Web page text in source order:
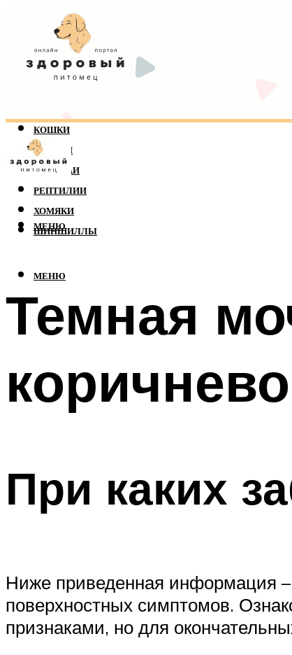
КОШКИ
СОБАКИ
ПОПУГАИ
РЕПТИЛИИ
ХОМЯКИ
ШИНШИЛЛЫ
МЕНЮ
МЕНЮ
Темная
При каких
Ниже приведенная информация
поверхностных симптомов.
признаками, но для